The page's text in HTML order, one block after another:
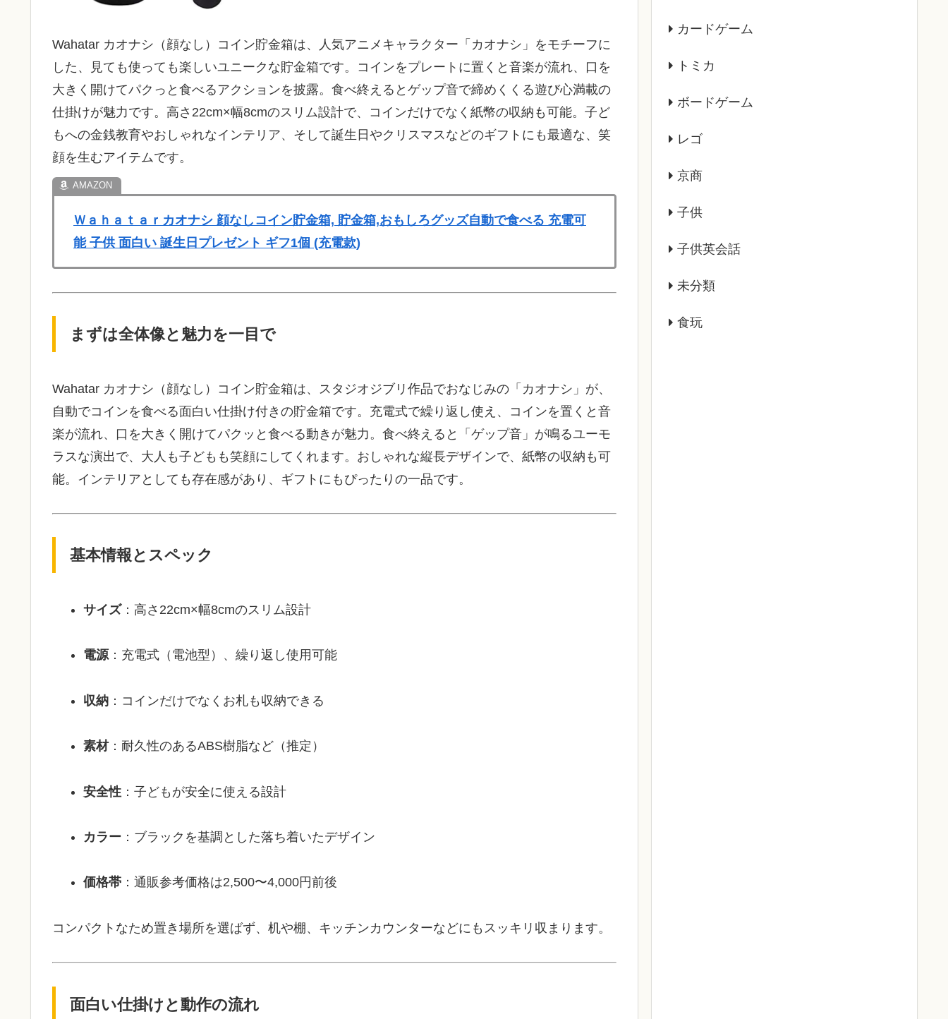
Wahatar カオナシ（顔なし）コイン貯金箱は、人気アニメキャラクター「カオナシ」をモチーフに
した、見ても使っても楽しいユニークな貯金箱です。コインをプレートに置くと音楽が流れ、口を
大きく開けてパクっと食べるアクションを披露。食べ終えるとゲップ音で締めくくる遊び心満載の
仕掛けが魅力です。高さ22cm×幅8cmのスリム設計で、コインだけでなく紙幣の収納も可能。子ど
もへの金銭教育やおしゃれなインテリア、そして誕生日やクリスマスなどのギフトにも最適な、笑
顔を生むアイテムです。
Ｗａｈａｔａｒカオナシ 顔なしコイン貯金箱, 貯金箱,おもしろグッズ自動で食べる 充電可
能 子供 面白い 誕生日プレゼント ギフ1個 (充電款)
まずは全体像と魅力を一目で
Wahatar カオナシ（顔なし）コイン貯金箱は、スタジオジブリ作品でおなじみの「カオナシ」が、
自動でコインを食べる面白い仕掛け付きの貯金箱です。充電式で繰り返し使え、コインを置くと音
楽が流れ、口を大きく開けてパクッと食べる動きが魅力。食べ終えると「ゲップ音」が鳴るユーモ
ラスな演出で、大人も子どもも笑顔にしてくれます。おしゃれな縦長デザインで、紙幣の収納も可
能。インテリアとしても存在感があり、ギフトにもぴったりの一品です。
基本情報とスペック
サイズ：高さ22cm×幅8cmのスリム設計
電源：充電式（電池型）、繰り返し使用可能
収納：コインだけでなくお札も収納できる
素材：耐久性のあるABS樹脂など（推定）
安全性：子どもが安全に使える設計
カラー：ブラックを基調とした落ち着いたデザイン
価格帯：通販参考価格は2,500〜4,000円前後
コンパクトなため置き場所を選ばず、机や棚、キッチンカウンターなどにもスッキリ収まります。
面白い仕掛けと動作の流れ
カードゲーム
トミカ
ボードゲーム
レゴ
京商
子供
子供英会話
未分類
食玩